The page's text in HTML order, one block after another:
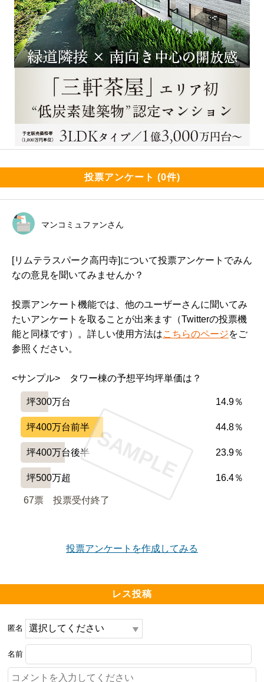
投票アンケート (0件)
マンコミュファンさん
[リムテラスパーク高円寺]について投票アンケートでみん
なの意見を聞いてみませんか？
投票アンケート機能では、他のユーザーさんに聞いてみ
たいアンケートを取ることが出来ます（Twitterの投票機
能と同様です）。詳しい使用方法はこちらのページをご
参照ください。
<サンプル>　タワー棟の予想平均坪単価は？
坪300万台 14.9％
坪400万台前半 44.8％
坪400万台後半 23.9％
坪500万超 16.4％
67票 投票受付終了
SAMPLE
投票アンケートを作成してみる
レス投稿
匿名
名前